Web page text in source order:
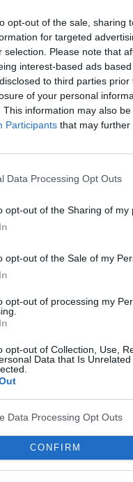
opt-out of the sale, sharing
for targeted
selection. Please note that
interest-based ads
to third parties
of your personal
This information may also
Participants that may further
Data Processing Opt Outs
opt-out of the Sharing of my
opt-out of the Sale of my
opt-out of processing my
opt-out of Collection, Use,
Data that Is
Data Processing Opt Outs
CONFIRM
ciągiem . Dodam że
. To zacznę może od tego
mnie , wszytko ok dał
. Po czym udałam
na kelzy ( również
sobie z tym poradzić
mnie cały czas piersi .
odstawiłam je. W
w tym samym czasie
Czy mam się czego
dla mnie bardzo
krwawień
i chcę je odstawić
okres?
wsteczną 120cm /s 1
o...